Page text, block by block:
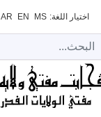
اختيار اللغة: MS
EN
AR